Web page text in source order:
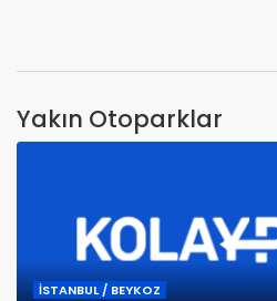
Yakın Otoparklar
İSTANBUL / BEYKOZ